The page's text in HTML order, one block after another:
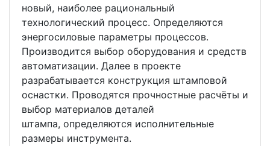
новый, наиболее рациональный
технологический процесс. Определяются
энергосиловые параметры процессов.
Производится выбор оборудования и средств
автоматизации. Далее в проекте
разрабатывается конструкция штамповой
оснастки. Проводятся прочностные расчёты и
выбор материалов деталей
штампа, определяются исполнительные
размеры инструмента.